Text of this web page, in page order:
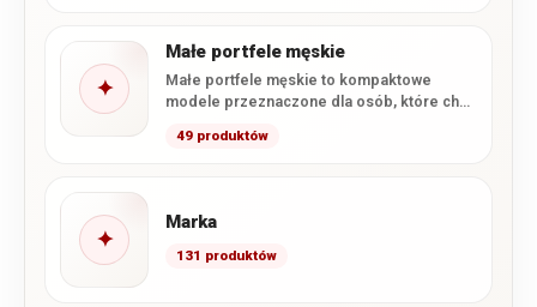
✦
Małe portfele męskie
Małe portfele męskie to kompaktowe
modele przeznaczone dla osób, które chcą
banknoty…
49 produktów
✦
Marka
131 produktów